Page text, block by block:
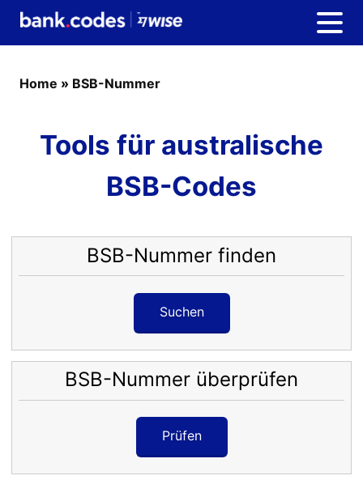
Home » BSB-Nummer
Tools für australische
BSB-Codes
BSB-Nummer finden
Suchen
BSB-Nummer überprüfen
Prüfen